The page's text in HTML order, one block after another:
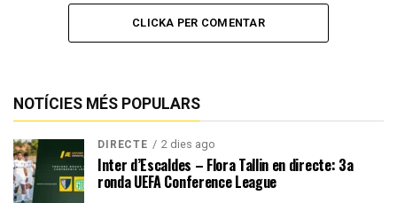
CLICKA PER COMENTAR
NOTÍCIES MÉS POPULARS
DIRECTE 2 dies ago
Inter d’Escaldes – Flora Tallin en directe: 3a
ronda UEFA Conference League